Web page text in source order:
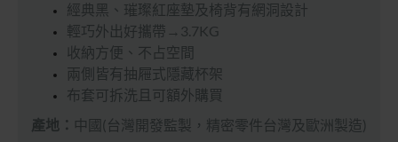
經典黑、璀璨紅座墊及椅背有網洞設計
輕巧外出好攜帶→3.7KG
收納方便、不占空間
兩側皆有抽屜式隱藏杯架
布套可拆洗且可額外購買
產地： 中國(台灣開發監製，精密零件台灣及歐洲製造)